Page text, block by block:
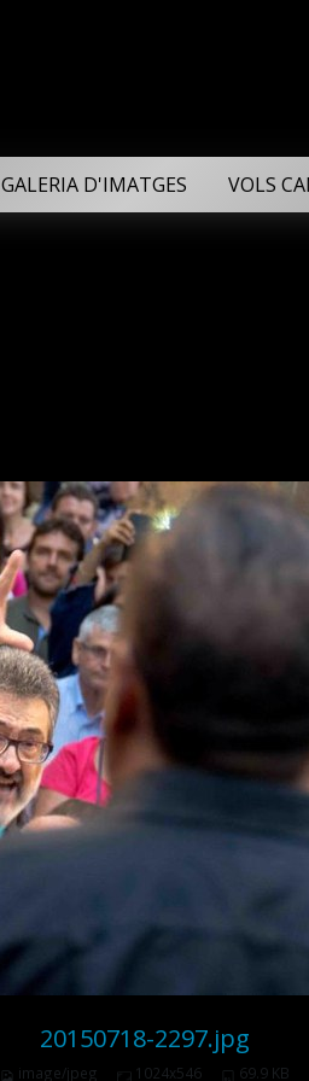
GALERIA D'IMATGES VOLS
20150718-2297.jpg
image/jpeg 1024x546 69.9 KB